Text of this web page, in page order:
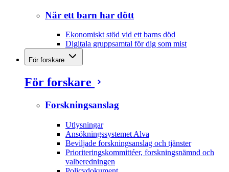
När ett barn har dött
Ekonomiskt stöd vid ett barns död
Digitala gruppsamtal för dig som mist
För forskare
För forskare
Forskningsanslag
Utlysningar
Ansökningssystemet Alva
Beviljade forskningsanslag och tjänster
Prioriteringskommittéer, forskningsnämnd och
valberedningen